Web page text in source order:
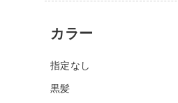
カラー
指定なし
黒髪